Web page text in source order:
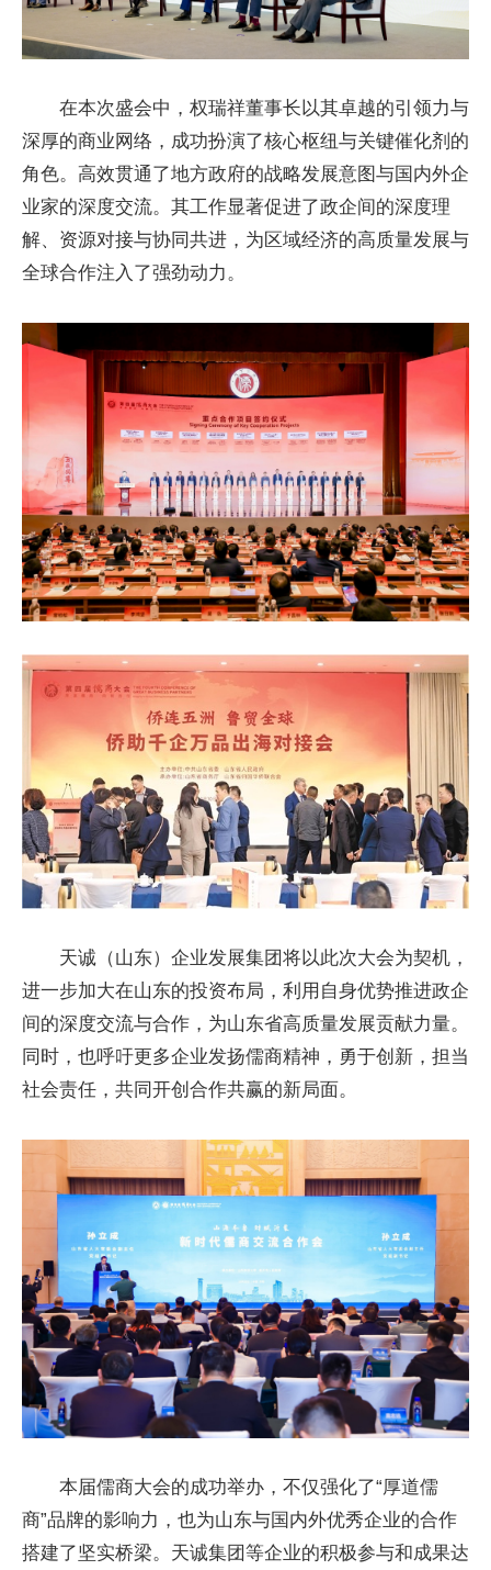
在本次盛会中，权瑞祥董事长以其卓越的引领力与
深厚的商业网络，成功扮演了核心枢纽与关键催化剂的
角色。高效贯通了地方政府的战略发展意图与国内外企
业家的深度交流。其工作显著促进了政企间的深度理
解、资源对接与协同共进，为区域经济的高质量发展与
全球合作注入了强劲动力。
天诚（山东）企业发展集团将以此次大会为契机，
进一步加大在山东的投资布局，利用自身优势推进政企
间的深度交流与合作，为山东省高质量发展贡献力量。
同时，也呼吁更多企业发扬儒商精神，勇于创新，担当
社会责任，共同开创合作共赢的新局面。
本届儒商大会的成功举办，不仅强化了“厚道儒
商”品牌的影响力，也为山东与国内外优秀企业的合作
搭建了坚实桥梁。天诚集团等企业的积极参与和成果达